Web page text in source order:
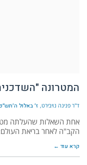
המטרונה
ד"ר פנינה נויבירט ז׳ באלול ה׳תש״פ
אחת השאלות שהעלתה
הקב"ה לאחר בריאת
קרא עוד ←